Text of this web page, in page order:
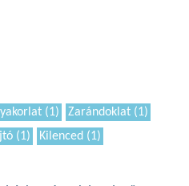
(1) Zarándoklat (1)
(1)
Kilenced (1)